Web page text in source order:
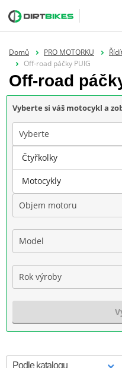
Domů PRO MOTORKU
Off-road páčky PUIG
Off-road
Vyberte si váš motocykl a
Vyberte
Značka
Objem motoru
Model
Rok výroby
Čtyřkolky
Motocykly